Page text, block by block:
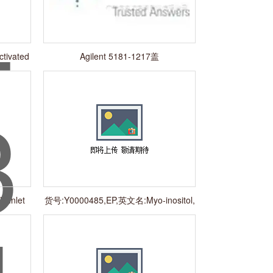
Agilent 5181-1217盖
Inlet
货号:Y0000485,EP,英文名:Myo-inositol,
规格:1020 mg,